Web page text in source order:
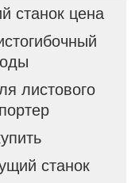
станок цена
листового
станок